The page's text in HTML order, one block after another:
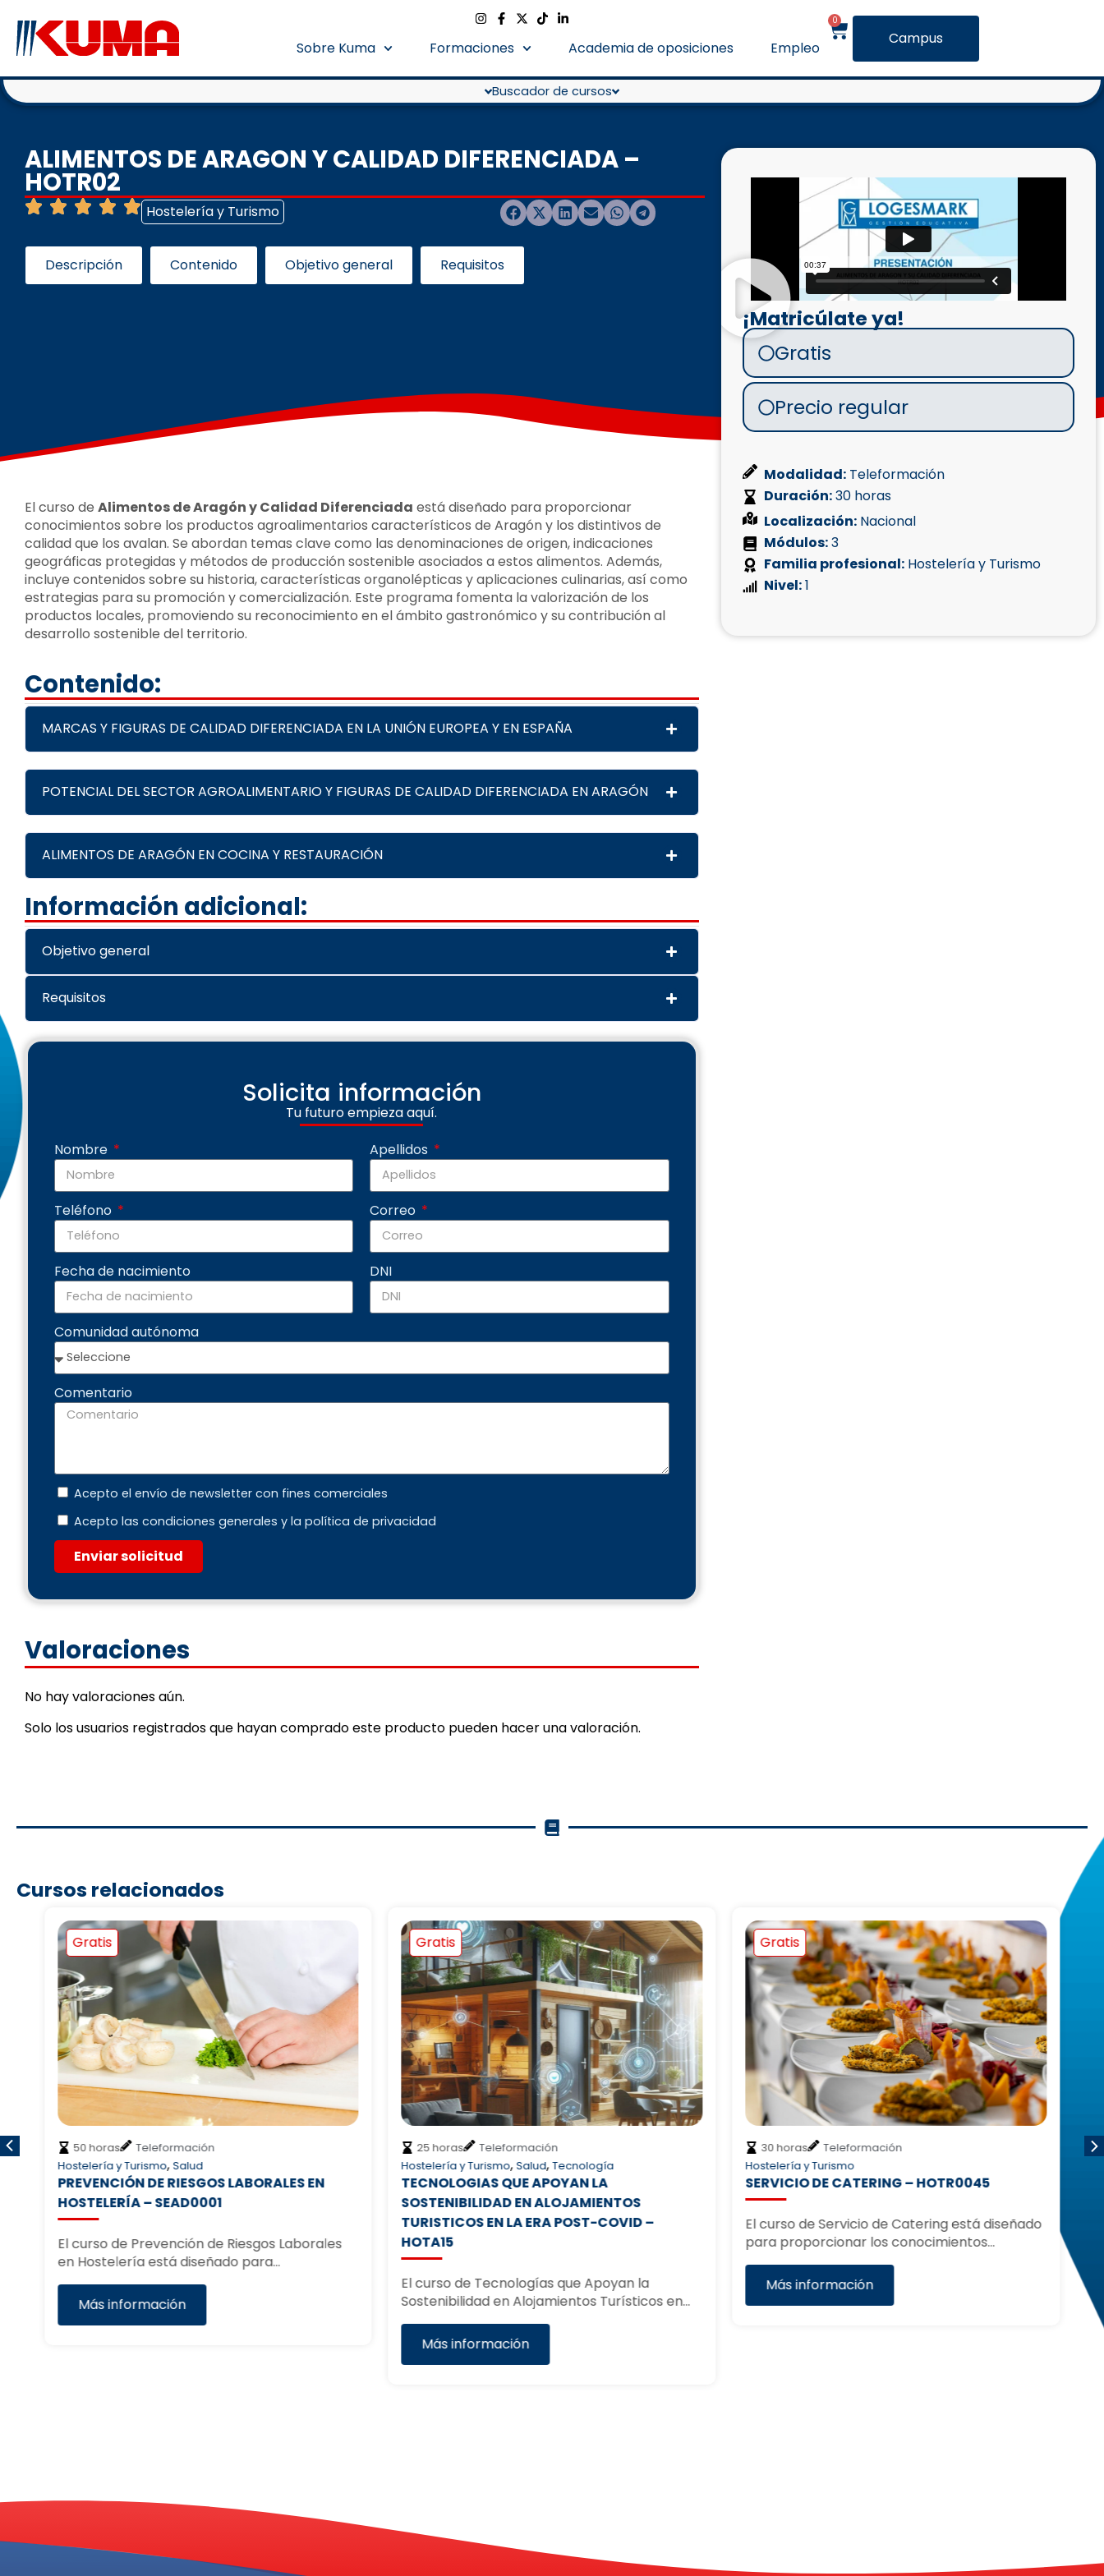
Sobre Kuma Formaciones Academia de oposiciones Empleo
0
Campus
Buscador de cursos
ALIMENTOS DE ARAGON Y CALIDAD DIFERENCIADA –
HOTR02
Hostelería y Turismo
Descripción Contenido Objetivo general Requisitos
¡Matricúlate ya!
Gratis
Precio regular
Modalidad: Teleformación
Duración:30 horas
Localización: Nacional
Módulos:3
Familia profesional:Hostelería y Turismo
Nivel:1
El curso de Alimentos de Aragón y Calidad Diferenciada está diseñado para proporcionar
conocimientos sobre los productos agroalimentarios característicos de Aragón y los distintivos de
calidad que los avalan. Se abordan temas clave como las denominaciones de origen, indicaciones
geográficas protegidas y métodos de producción sostenible asociados a estos alimentos. Además,
incluye contenidos sobre su historia, características organolépticas y aplicaciones culinarias, así como
estrategias para su promoción y comercialización. Este programa fomenta la valorización de los
productos locales, promoviendo su reconocimiento en el ámbito gastronómico y su contribución al
desarrollo sostenible del territorio.
Contenido:
MARCAS Y FIGURAS DE CALIDAD DIFERENCIADA EN LA UNIÓN EUROPEA Y EN ESPAÑA
POTENCIAL DEL SECTOR AGROALIMENTARIO Y FIGURAS DE CALIDAD DIFERENCIADA EN ARAGÓN
ALIMENTOS DE ARAGÓN EN COCINA Y RESTAURACIÓN
Información adicional:
Objetivo general
Requisitos
Solicita información
Tu futuro empieza aquí.
Nombre
Apellidos
Teléfono Correo
Fecha de nacimiento DNI
Comunidad autónoma
Comentario
Acepto el envío de newsletter con fines comerciales
Acepto las condiciones generales y la política de privacidad
Enviar solicitud
Valoraciones
No hay valoraciones aún.
Solo los usuarios registrados que hayan comprado este producto pueden hacer una valoración.
Cursos relacionados
Gratis
50 horas
Teleformación
Hostelería y Turismo, Salud
PREVENCIÓN DE RIESGOS LABORALES EN
HOSTELERÍA – SEAD0001
El curso de Prevención de Riesgos Laborales
en Hostelería está diseñado para…
Más información
Gratis
25 horas
Teleformación
Hostelería y Turismo, Salud, Tecnología
TECNOLOGIAS QUE APOYAN LA
SOSTENIBILIDAD EN ALOJAMIENTOS
TURISTICOS EN LA ERA POST-COVID –
HOTA15
El curso de Tecnologías que Apoyan la
Sostenibilidad en Alojamientos Turísticos en…
Más información
Gratis
30 horas
Teleformación
Hostelería y Turismo
SERVICIO DE CATERING – HOTR0045
El curso de Servicio de Catering está diseñado
para proporcionar los conocimientos…
Más información